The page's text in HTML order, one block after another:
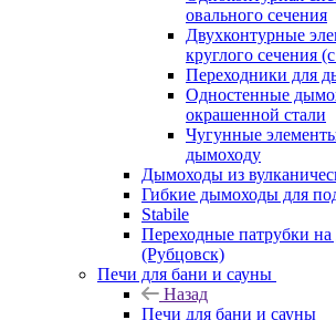
овального сечения
Двухконтурные
круглого сечения
Переходники для
Одностенные
окрашенной стали
Чугунные
дымоходу
Дымоходы из
Гибкие дымоходы для
Stabile
Переходные патрубки
(Рубцовск)
Печи для бани и сауны
Назад
Печи для бани и сауны